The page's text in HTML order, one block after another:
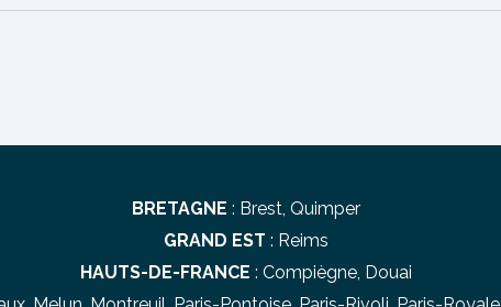
BRETAGNE : Brest, Quimper
GRAND EST : Reims
HAUTS-DE-FRANCE : Compiègne, Douai